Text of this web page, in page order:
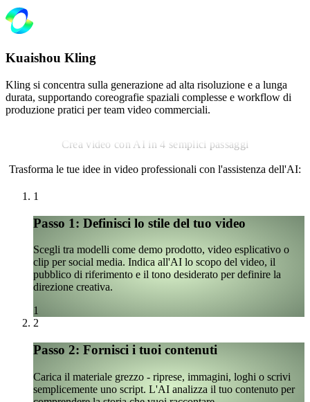
Kuaishou Kling
Kling si concentra sulla generazione ad alta risoluzione e a lunga
durata, supportando coreografie spaziali complesse e workflow di
produzione pratici per team video commerciali.
Crea video con AI in 4 semplici passaggi
Trasforma le tue idee in video professionali con l'assistenza dell'AI:
1
Passo 1: Definisci lo stile del tuo video
Scegli tra modelli come demo prodotto, video esplicativo o
clip per social media. Indica all'AI lo scopo del video, il
pubblico di riferimento e il tono desiderato per definire la
direzione creativa.
1
2
Passo 2: Fornisci i tuoi contenuti
Carica il materiale grezzo - riprese, immagini, loghi o scrivi
semplicemente uno script. L'AI analizza il tuo contenuto per